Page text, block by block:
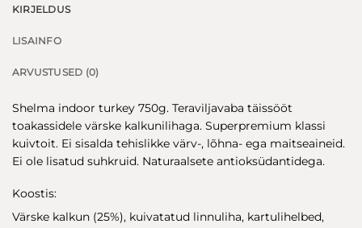
KIRJELDUS
LISAINFO
ARVUSTUSED (0)
Shelma indoor turkey 750g. Teraviljavaba täissööt
toakassidele värske kalkunilihaga. Superpremium klassi
kuivtoit. Ei sisalda tehislikke värv-, lõhna- ega maitseaineid.
Ei ole lisatud suhkruid. Naturaalsete antioksüdantidega.
Koostis:
Värske kalkun (25%), kuivatatud linnuliha, kartulihelbed,